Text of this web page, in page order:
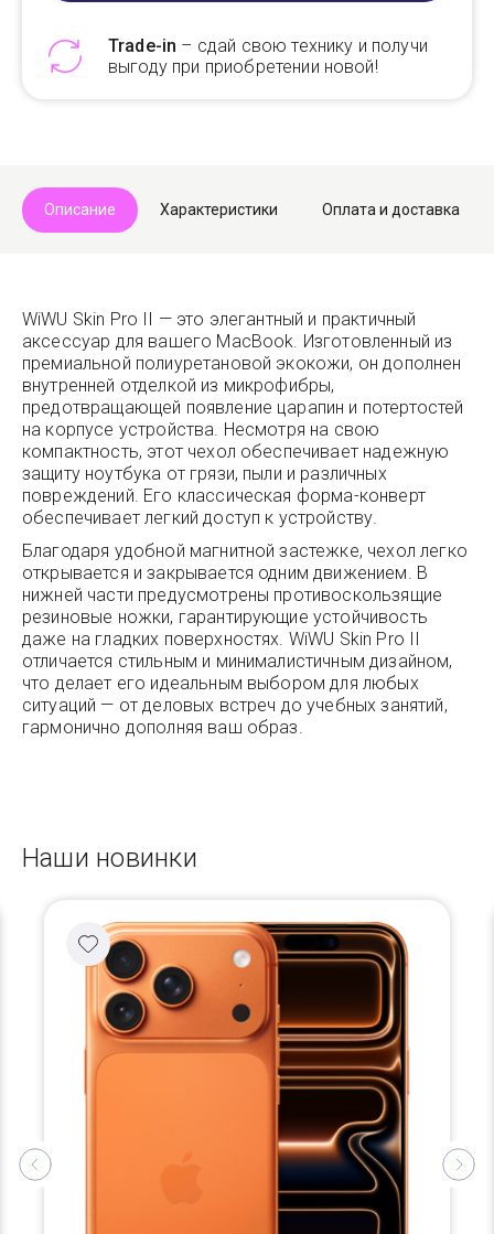
Trade-in – сдай свою технику и получи
выгоду при приобретении новой!
Описание Характеристики Оплата и доставка
WiWU Skin Pro II — это элегантный и практичный
аксессуар для вашего MacBook. Изготовленный из
премиальной полиуретановой экокожи, он дополнен
внутренней отделкой из микрофибры,
предотвращающей появление царапин и потертостей
на корпусе устройства. Несмотря на свою
компактность, этот чехол обеспечивает надежную
защиту ноутбука от грязи, пыли и различных
повреждений. Его классическая форма-конверт
обеспечивает легкий доступ к устройству.
Благодаря удобной магнитной застежке, чехол легко
открывается и закрывается одним движением. В
нижней части предусмотрены противоскользящие
резиновые ножки, гарантирующие устойчивость
даже на гладких поверхностях. WiWU Skin Pro II
отличается стильным и минималистичным дизайном,
что делает его идеальным выбором для любых
ситуаций — от деловых встреч до учебных занятий,
гармонично дополняя ваш образ.
Наши новинки